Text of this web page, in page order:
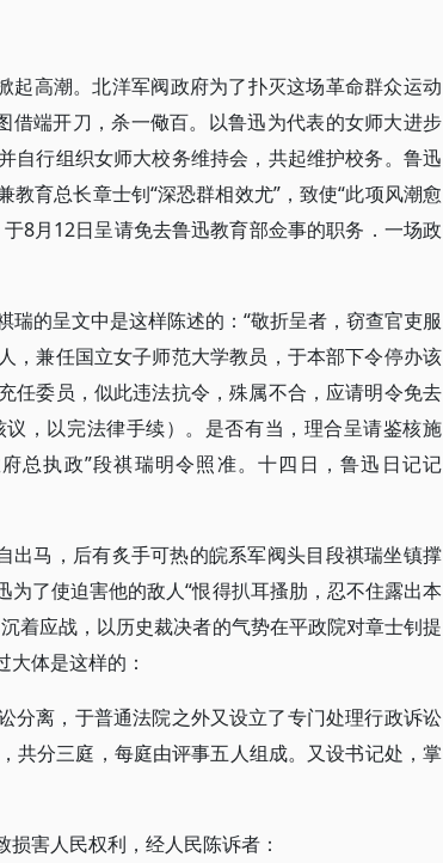
起高潮。北洋军阀政府为了扑灭这场革命群众运动
端开刀，杀一儆百。以鲁迅为代表的女师大进步
自行组织女师大校务维持会，共起维护校务。鲁迅
育总长章士钊“深恐群相效尤”，致使“此项风潮愈
8月12日呈请免去鲁迅教育部佥事的职务．一场政
的呈文中是这样陈述的：“敬折呈者，窃查官吏服
，兼任国立女子师范大学教员，于本部下令停办该
任委员，似此违法抗令，殊属不合，应请明令免去
，以完法律手续）。是否有当，理合呈请鉴核施
总执政”段祺瑞明令照准。十四日，鲁迅日记记
出马，后有炙手可热的皖系军阀头目段祺瑞坐镇撑
了使迫害他的敌人“恨得扒耳搔肋，忍不住露出本
着应战，以历史裁决者的气势在平政院对章士钊提
体是这样的：
分离，于普通法院之外又设立了专门处理行政诉讼
分三庭，每庭由评事五人组成。又设书记处，掌
害人民权利，经人民陈诉者：